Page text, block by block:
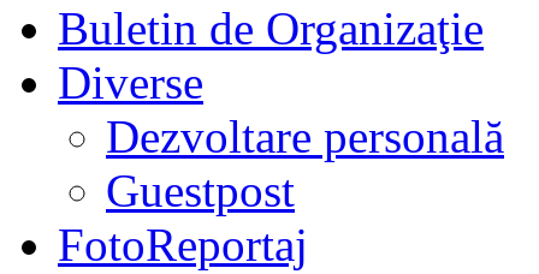
Buletin de Organizaţie
Diverse
Dezvoltare personală
Guestpost
FotoReportaj